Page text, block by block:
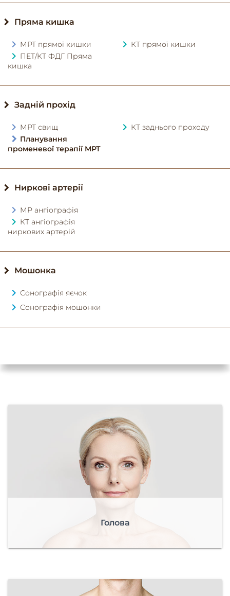
Пряма кишка
МРТ прямої кишки
ПЕТ/КТ ФДГ Пряма
кишка
КТ прямої кишки
Задній прохід
МРТ свищ
Планування
променевої терапії МРТ
КТ заднього проходу
Ниркові артерії
МР ангіографія
КТ ангіографія
ниркових артерій
Мошонка
Сонографія яєчок
Сонографія мошонки
Голова